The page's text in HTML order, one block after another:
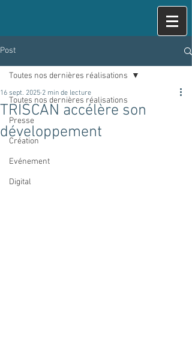
Post
Toutes nos dernières réalisations
Presse
Création
Evénement
Digital
Toutes nos dernières réalisations
TRISCAN accélère son
développement
16 sept. 2025 2 min de lecture